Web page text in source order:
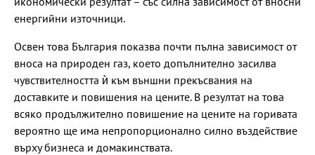
енергийни източници.
Освен това България показва почти пълна зависимост от
вноса на природен газ, което допълнително засилва
чувствителността ѝ към външни прекъсвания на
доставките и повишения на цените. В резултат на това
всяко продължително повишение на цените на горивата
вероятно ще има непропорционално силно въздействие
върху бизнеса и домакинствата.